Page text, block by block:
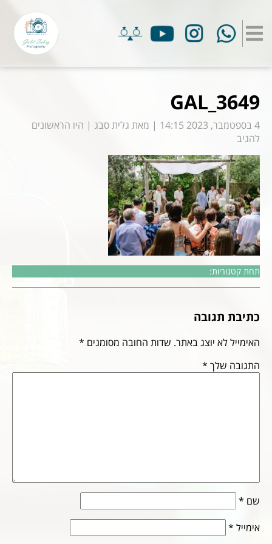
GAL_3649
4 בספטמבר, 2023 14:15 | מאת גלית סבג | היו הראשונים
להגיב
תחת קטגוריות:
כתיבת תגובה
האימייל לא יוצג באתר. שדות החובה מסומנים *
התגובה שלך *
שם *
אימייל *